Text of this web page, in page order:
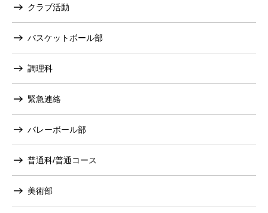
クラブ活動
バスケットボール部
調理科
緊急連絡
バレーボール部
普通科/普通コース
美術部